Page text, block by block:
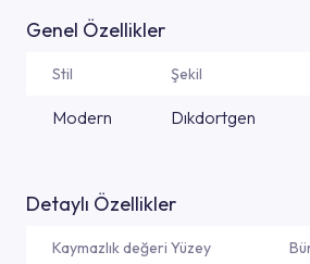
Genel Özellikler
Stil Şekil
Modern Dıkdortgen
Detaylı Özellikler
Kaymazlık değeri Yüzey